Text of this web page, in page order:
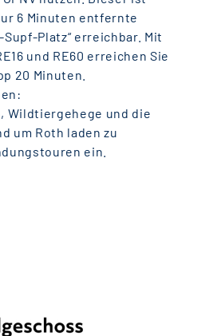
6 Minuten entfernte
Platz“ erreichbar. Mit
und RE60 erreichen Sie
20 Minuten.
Wildtiergehege und die
um Roth laden zu
ein.